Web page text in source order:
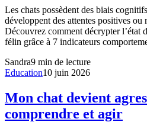
Les chats possèdent des biais
développent des attentes positives ou
Découvrez comment décrypter l’état
félin grâce à 7 indicateurs
Sandra9 min de lecture
Education10 juin 2026
Mon chat devient
comprendre et agir